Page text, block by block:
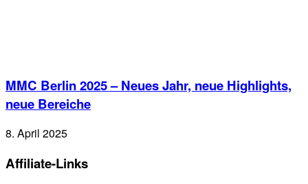
MMC Berlin 2025 – Neues Jahr, neue Highlights,
neue Bereiche
8. April 2025
Affiliate-Links